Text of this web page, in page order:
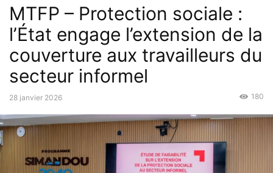
MTFP – Protection sociale :
l’État engage l’extension de la
couverture aux travailleurs du
secteur informel
28 janvier 2026 180